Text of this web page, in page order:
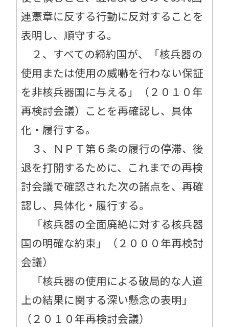
連憲章に反する行動に反対することを
表明し、順守する。
２、すべての締約国が、「核兵器の
使用または使用の威嚇を行わない保証
を非核兵器国に与える」（２０１０年
再検討会議）ことを再確認し、具体
化・履行する。
３、ＮＰＴ第６条の履行の停滞、後
退を打開するために、これまでの再検
討会議で確認された次の諸点を、再確
認し、具体化・履行する。
「核兵器の全面廃絶に対する核兵器
国の明確な約束」（２０００年再検討
会議）
「核兵器の使用による破局的な人道
上の結果に関する深い懸念の表明」
（２０１０年再検討会議）